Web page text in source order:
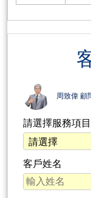
周致偉 顧
請選擇服務項目
客戶姓名